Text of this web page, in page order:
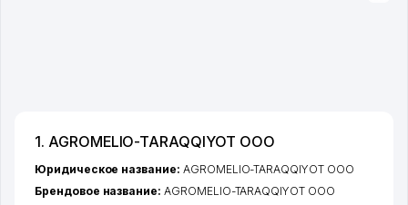
1. AGROMELIO-TARAQQIYOT ООО
Юридическое название: AGROMELIO-TARAQQIYOT ООО
Брендовое название: AGROMELIO-TARAQQIYOT ООО